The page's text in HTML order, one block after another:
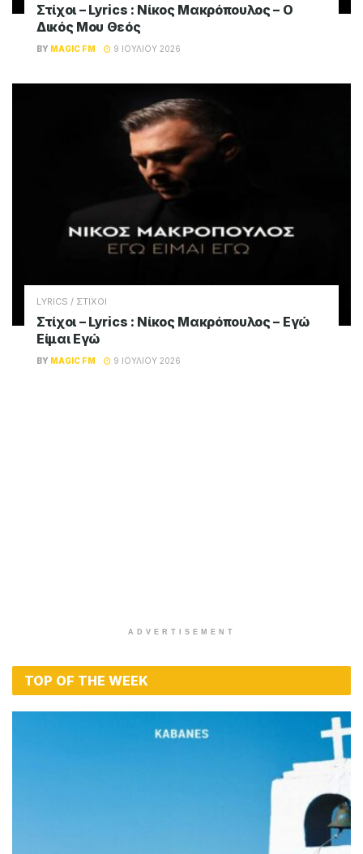
Στίχοι – Lyrics : Νίκος Μακρόπουλος – Ο
Δικός Μου Θεός
BY MAGIC FM 9 ΙΟΥΛΊΟΥ 2026
LYRICS / ΣΤΙΧΟΙ
Στίχοι – Lyrics : Νίκος Μακρόπουλος – Εγώ
Είμαι Εγώ
BY MAGIC FM 9 ΙΟΥΛΊΟΥ 2026
ADVERTISEMENT
TOP OF THE WEEK